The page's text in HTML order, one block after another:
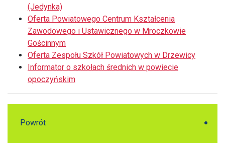
(Jedynka)
Oferta Powiatowego Centrum Kształcenia
Zawodowego i Ustawicznego w Mroczkowie
Gościnnym
Oferta Zespołu Szkół Powiatowych w Drzewicy
Informator o szkołach średnich w powiecie
opoczyńskim
Powrót